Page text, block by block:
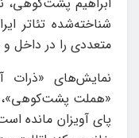
شناخته‌شده تئاتر
متعددی را در داخل
نمایش‌های «ذرات
«هملت پشت‌کوهی»،
پای آویزان مانده